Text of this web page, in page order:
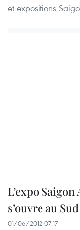
et expositions
L’expo
s’ouvre au Sud
01/06/2012 07:17